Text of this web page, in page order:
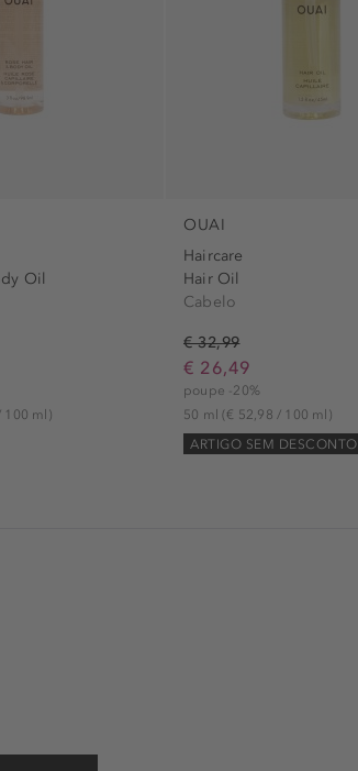
para pele sensível (2)
vegan (2)
Oil
100 ml)
OUAI
Haircare
Hair Oil
Cabelo
€ 32,99
€ 26,49
poupe -20%
50 ml(€ 52,98 / 100 ml)
ARTIGO SEM DESCONTO